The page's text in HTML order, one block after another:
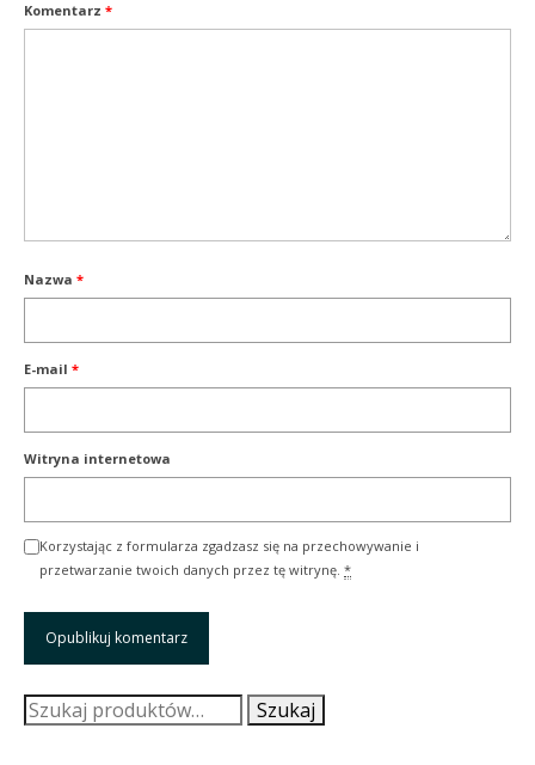
Komentarz *
Nazwa *
E-mail *
Witryna internetowa
Korzystając z formularza zgadzasz się na przechowywanie i
przetwarzanie twoich danych przez tę witrynę. *
Szukaj: Szukaj